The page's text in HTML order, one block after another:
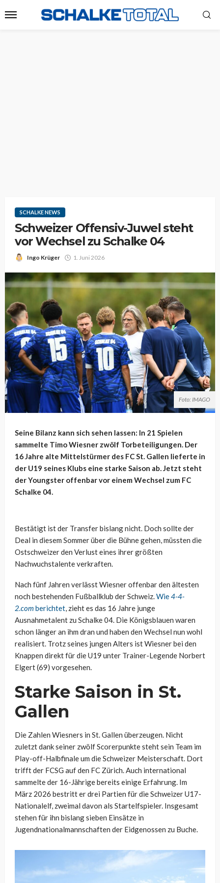
SCHALKE NEWS
Schweizer Offensiv-Juwel steht
vor Wechsel zu Schalke 04
Ingo Krüger 1. Juni 2026
Foto: IMAGO
Seine Bilanz kann sich sehen lassen: In 21 Spielen
sammelte Timo Wiesner zwölf Torbeteiligungen. Der
16 Jahre alte Mittelstürmer des FC St. Gallen lieferte in
der U19 seines Klubs eine starke Saison ab. Jetzt steht
der Youngster offenbar vor einem Wechsel zum FC
Schalke 04.
Bestätigt ist der Transfer bislang nicht. Doch sollte der
Deal in diesem Sommer über die Bühne gehen, müssten die
Ostschweizer den Verlust eines ihrer größten
Nachwuchstalente verkraften.
Nach fünf Jahren verlässt Wiesner offenbar den ältesten
noch bestehenden Fußballklub der Schweiz.Wie4-4-
2.com berichtet, zieht es das 16 Jahre junge
Ausnahmetalent zu Schalke 04. Die Königsblauen waren
schon länger an ihm dran und haben den Wechsel nun wohl
realisiert. Trotz seines jungen Alters ist Wiesner bei den
Knappen direkt für die U19 unter Trainer-Legende Norbert
Elgert (69) vorgesehen.
Starke Saison in St.
Gallen
Die Zahlen Wiesners in St. Gallen überzeugen. Nicht
zuletzt dank seiner zwölf Scorerpunkte steht sein Team im
Play-off-Halbfinale um die Schweizer Meisterschaft. Dort
trifft der FCSG auf den FC Zürich. Auch international
sammelte der 16-Jährige bereits einige Erfahrung. Im
März 2026 bestritt er drei Partien für die Schweizer U17-
Nationalelf, zweimal davon als Startelfspieler. Insgesamt
stehen für ihn bislang sieben Einsätze in
Jugendnationalmannschaften der Eidgenossen zu Buche.